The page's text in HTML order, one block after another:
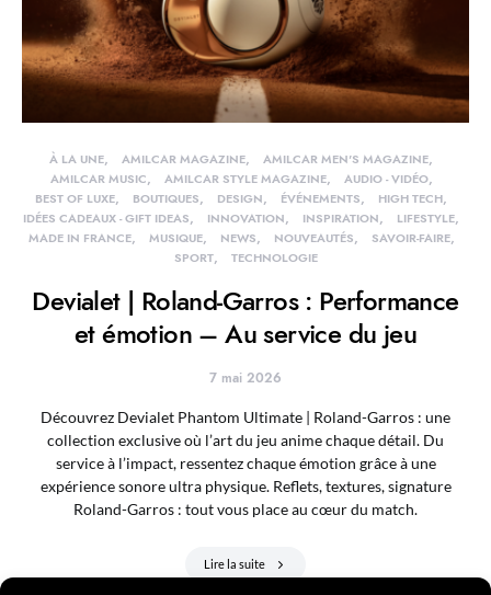
À LA UNE AMILCAR MAGAZINE
AMILCAR MEN'S MAGAZINE
AMILCAR MUSIC
AMILCAR STYLE MAGAZINE
AUDIO - VIDÉO
BEST OF LUXE
BOUTIQUES DESIGN ÉVÉNEMENTS
HIGH TECH
IDÉES CADEAUX - GIFT IDEAS
INNOVATION INSPIRATION
LIFESTYLE
MADE IN FRANCE
MUSIQUE NEWS NOUVEAUTÉS
SAVOIR-FAIRE
SPORT
TECHNOLOGIE
Devialet | Roland-Garros : Performance
et émotion – Au service du jeu
7 mai 2026
Découvrez Devialet Phantom Ultimate | Roland-Garros : une
collection exclusive où l’art du jeu anime chaque détail. Du
service à l’impact, ressentez chaque émotion grâce à une
expérience sonore ultra physique. Reflets, textures, signature
Roland-Garros : tout vous place au cœur du match.
Lire la suite